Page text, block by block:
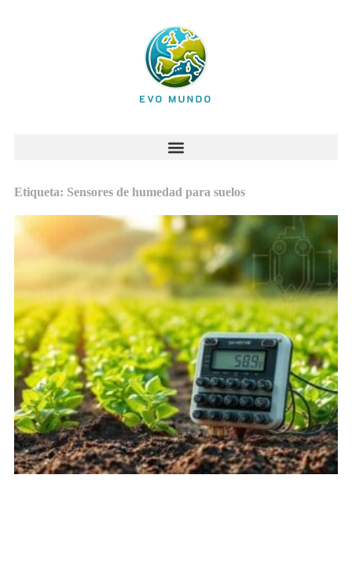
Etiqueta: Sensores de humedad para suelos